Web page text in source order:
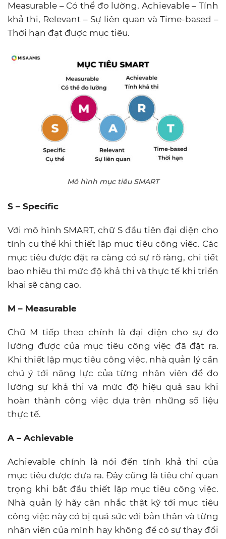
Measurable – Có thể đo lường, Achievable – Tính
khả thi, Relevant – Sự liên quan và Time-based –
Thời hạn đạt được mục tiêu.
Mô hình mục tiêu SMART
S – Specific
Với mô hình SMART, chữ S đầu tiên đại diện cho
tính cụ thể khi thiết lập mục tiêu công việc. Các
mục tiêu được đặt ra càng có sự rõ ràng, chi tiết
bao nhiêu thì mức độ khả thi và thực tế khi triển
khai sẽ càng cao.
M – Measurable
Chữ M tiếp theo chính là đại diện cho sự đo
lường được của mục tiêu công việc đã đặt ra.
Khi thiết lập mục tiêu công việc, nhà quản lý cần
chú ý tới năng lực của từng nhân viên để đo
lường sự khả thi và mức độ hiệu quả sau khi
hoàn thành công việc dựa trên những số liệu
thực tế.
A – Achievable
Achievable chính là nói đến tính khả thi của
mục tiêu được đưa ra. Đây cũng là tiêu chí quan
trọng khi bắt đầu thiết lập mục tiêu công việc.
Nhà quản lý hãy cân nhắc thật kỹ tới mục tiêu
công việc này có bị quá sức với bản thân và từng
nhân viên của mình hay không để có sự thay đổi